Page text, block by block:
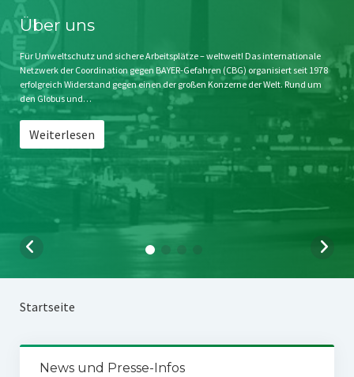
Impressum
Störfälle
Stichwort BAYER
Jahrestagung
SPENDEN
Über uns
Für Umweltschutz und sichere Arbeitsplätze – weltweit! Das internationale
Netzwerk der Coordination gegen BAYER-Gefahren (CBG) organisiert seit 1978
erfolgreich Widerstand gegen einen der großen Konzerne der Welt. Rund um
den Globus und…
Weiterlesen
Startseite
News und Presse-Infos